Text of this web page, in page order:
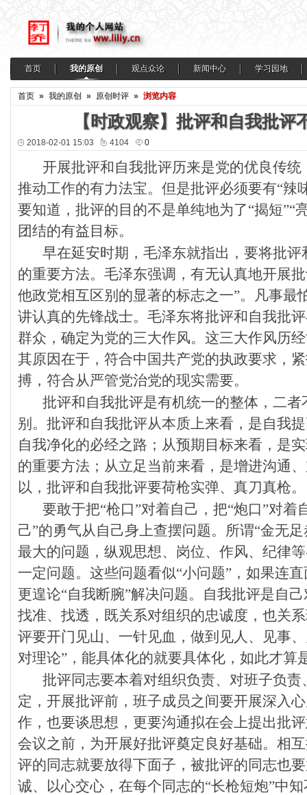
首页 我的原创 观点众论 新闻中心 学习园地
首页 » 我的原创 » 原创时评 » 浏览内容
【时政观察】批评和自我批评
2018-02-01 15:03 4104 0
开展批评和自我批评历来是党的优良传
推动工作的有力法宝。但是批评必须要有“辣
要知道，批评的目的不是单纯地为了“揭短”“
团结的有益目标。
早在延安时期，毛泽东就指出，要将批
的重要方法。毛泽东强调，有无认真地开展
他政党相互区别的显著的标志之一”。凡事最
讲认真的先锋战士。毛泽东将批评和自我批
群众，确定为党的三大作风。这三大作风历
其原因在于，符合中国共产党的执政要求，
搏，符合从严管党治党的现实需要。
批评和自我批评是有机统一的整体，二
别。批评和自我批评从本质上来看，是自我
自我净化的必经之路；从预期目标来看，是
的重要方法；从立足当前来看，是增进沟通
以，批评和自我批评要荷枪实弹、真刀真枪。
要敢于把“枪口”对着自己，把“炮口”对着
己”的勇气从自己身上查摆问题。所谓“金无
最大的问题，纵观思想、岗位、作风、纪律
一定问题。这些问题看似“小问题”，如果连
更遑论“自我断腕”解决问题。自我批评是自
找准、找透，既关系对组织的忠诚度，也关
评要开门见山、一针见血，做到见人、见事
对理论”，能具体化的就要具体化，如此才算
批评同志要本着对组织负责、对班子负
定，开展批评前，班子成员之间要开展深入
作，也要谈思想，更要沟通拟在会上提出批
会议之前，为开展好批评奠定良好基础。相
评的同志就要放得下面子，被批评的同志也
诚、以心交心，在每个同志的“长枪短炮”中